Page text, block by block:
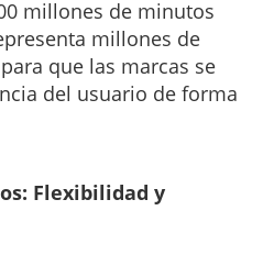
millones de minutos
millones de
que las marcas se
del usuario de forma
Flexibilidad y